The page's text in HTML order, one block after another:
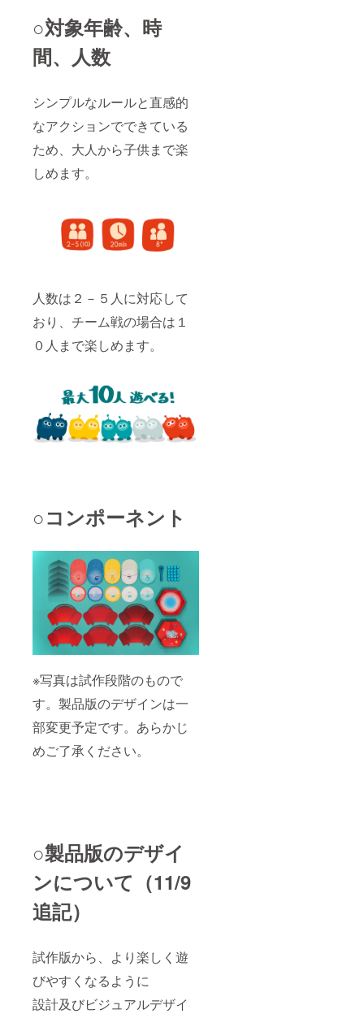
○対象年齢、時
間、人数
シンプルなルールと直感的
なアクションでできている
ため、大人から子供まで楽
しめます。
人数は２－５人に対応して
おり、チーム戦の場合は１
０人まで楽しめます。
○コンポーネント
※写真は試作段階のもので
す。製品版のデザインは一
部変更予定です。あらかじ
めご了承ください。
○製品版のデザイ
ンについて（11/9
追記）
試作版から、より楽しく遊
びやすくなるように
設計及びビジュアルデザイ